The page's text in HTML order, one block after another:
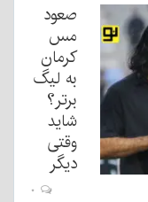
صعود
مس
کرمان
به لیگ
برتر؟
شاید
وقتی
دیگر